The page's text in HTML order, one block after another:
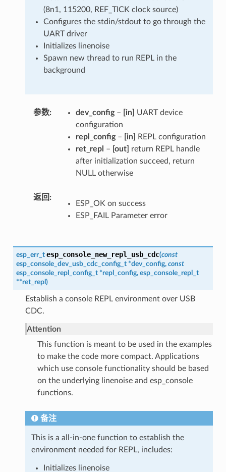
(8n1, 115200, REF_TICK clock source)
Configures the stdin/stdout to go through the
UART driver
Initializes linenoise
Spawn new thread to run REPL in the
background
参数 dev_config– [in]
UART device
configuration
repl_config– [in]
REPL configuration
ret_repl – [out]
return REPL handle
after initialization succeed, return
NULL otherwise
返回
ESP_OK on success
ESP_FAIL Parameter error
esp_err_t esp_console_new_repl_usb_cdc(const
esp_console_dev_usb_cdc_config_t *dev_config, const
esp_console_repl_config_t *repl_config, esp_console_repl_t
**ret_repl )
Establish a console REPL environment over USB
CDC.
Attention
This function is meant to be used in the examples
to make the code more compact. Applications
which use console functionality should be based
on the underlying linenoise and esp_console
functions.
备注
This is a all-in-one function to establish the
environment needed for REPL, includes:
Initializes linenoise